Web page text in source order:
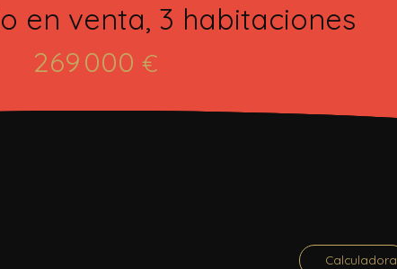
en venta, 3 habitaciones
269 000 €
Calculadora